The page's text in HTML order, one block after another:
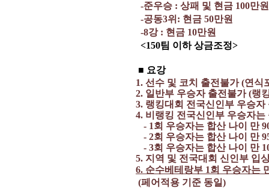
-준우승: 상패 및 현금 100만원
-공동3위 : 현금50만원
-8강: 현금10만원
<150팀 이하 상금조정>
■ 요강
1. 선수 및 코치 출전불가(연식
2. 일반부 우승자 출전불가(랭
3. 랭킹대회 전국신인부 우승자
4. 비랭킹 전국신인부 우승자는
- 1회 우승자는 합산 나이 만
- 2회 우승자는 합산 나이 만
- 3회 우승자는 합산 나이 만
5. 지역 및 전국대회 신인부 입
6. 순수베테랑부 1회 우승자는
(페어적용 기준 동일)